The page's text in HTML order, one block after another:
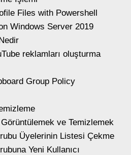
Files with Powershell
Windows Server 2019
reklamları oluşturma
Group Policy
ve Temizlemek
Üyelerinin Listesi Çekme
Yeni Kullanıcı